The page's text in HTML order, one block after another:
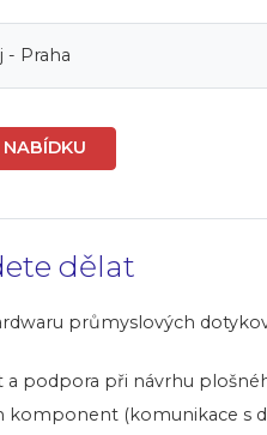
- Praha
dělat
průmyslových
a podpora při návrhu
komponent (komunikace s